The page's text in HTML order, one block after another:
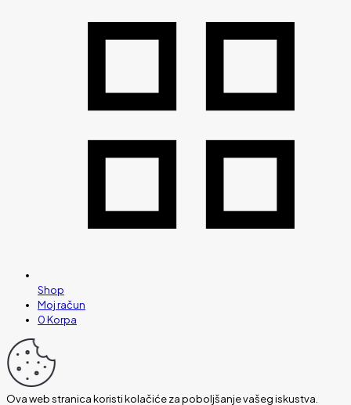
Shop
Moj račun
0Korpa
Ova web stranica koristi kolačiće za poboljšanje vašeg iskustva.